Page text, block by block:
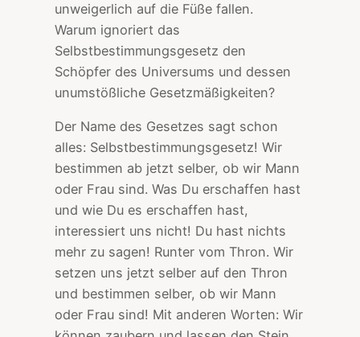
unweigerlich auf die Füße fallen.
Warum ignoriert das
Selbstbestimmungsgesetz den
Schöpfer des Universums und dessen
unumstößliche Gesetzmäßigkeiten?
Der Name des Gesetzes sagt schon
alles: Selbstbestimmungsgesetz! Wir
bestimmen ab jetzt selber, ob wir Mann
oder Frau sind. Was Du erschaffen hast
und wie Du es erschaffen hast,
interessiert uns nicht! Du hast nichts
mehr zu sagen! Runter vom Thron. Wir
setzen uns jetzt selber auf den Thron
und bestimmen selber, ob wir Mann
oder Frau sind! Mit anderen Worten: Wir